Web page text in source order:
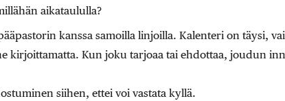
aikataululla?
kanssa samoilla linjoilla. Kalenteri on täysi,
kirjoittamatta. Kun joku tarjoaa tai ehdottaa, joudun
siihen, ettei voi vastata kyllä.